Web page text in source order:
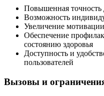
Повышенная
Возможность
Увеличение
Обеспечение
состоянию здоровья
Доступность и
пользователей
Вызовы и